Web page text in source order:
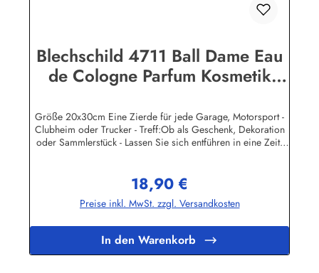
Blechschild 4711 Ball Dame Eau
de Cologne Parfum Kosmetik
Werbeschild Nostalg
Größe 20x30cm Eine Zierde für jede Garage, Motorsport -
Clubheim oder Trucker - Treff:Ob als Geschenk, Dekoration
oder Sammlerstück - Lassen Sie sich entführen in eine Zeit,
Ihren Freunden eine dekorative Erinnerung an die gute alte
Zeit!Unsere Blechschilder sind in Super-Qualität aus
hochwertigem Metall (Stahlblech) gefertigt. Die Oberflächen
garantiert.Wir verkaufen nur original lizensierte
Werbeschilder. Herstellerinformationen:Heart of Ireland
Plakat-Industrie BPPM GmbHPorschestr. 921423 Winsen
Regulärer Preis:
18,90 €
Preise inkl. MwSt. zzgl. Versandkosten
In den Warenkorb